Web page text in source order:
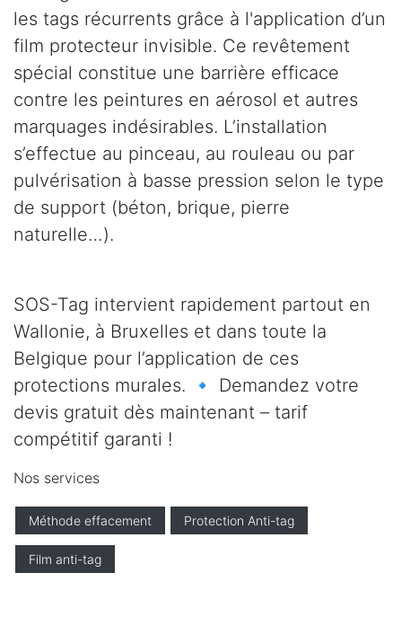
les tags récurrents grâce à l'application d’un
film protecteur invisible. Ce revêtement
spécial constitue une barrière efficace
contre les peintures en aérosol et autres
marquages indésirables. L’installation
s’effectue au pinceau, au rouleau ou par
pulvérisation à basse pression selon le type
de support (béton, brique, pierre
naturelle…).
SOS-Tag intervient rapidement partout en
Wallonie, à Bruxelles et dans toute la
Belgique pour l’application de ces
protections murales. 🔹 Demandez votre
devis gratuit dès maintenant – tarif
compétitif garanti !
Nos services
Méthode effacement Protection Anti-tag
Film anti-tag